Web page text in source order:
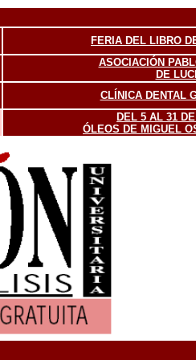
FERIA DEL LIBRO
ASOCIACIÓN
DE
CLÍNICA DENTAL
DEL 5 AL 31
ÓLEOS DE MIGUEL